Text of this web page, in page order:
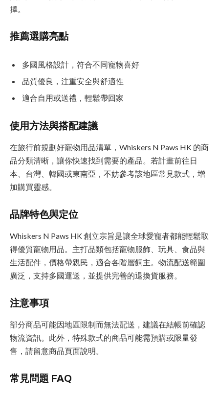
擇。
推薦選購亮點
多國風格設計，符合不同寵物喜好
品質優良，注重安全與舒適性
適合自用或送禮，輕鬆帶回家
使用方法與搭配建議
在旅行前規劃好寵物用品清單，Whiskers N Paws HK 的商
品分類清晰，讓你快速找到需要的產品。若計畫前往日
本、台灣、韓國或東南亞，不妨參考該地區常見款式，增
加購買靈感。
品牌特色與定位
Whiskers N Paws HK 創立宗旨是讓全球愛寵者都能輕鬆取
得優質寵物用品。主打品類包括寵物服飾、玩具、食品與
生活配件，價格帶親民，適合各階層飼主。物流配送範圍
廣泛，支持多國運送，並提供完善的退換貨服務。
注意事項
部分商品可能因地區限制而無法配送，建議在結帳前確認
物流資訊。此外，特殊款式的商品可能需預購或限量發
售，請留意商品頁面說明。
常見問題 FAQ